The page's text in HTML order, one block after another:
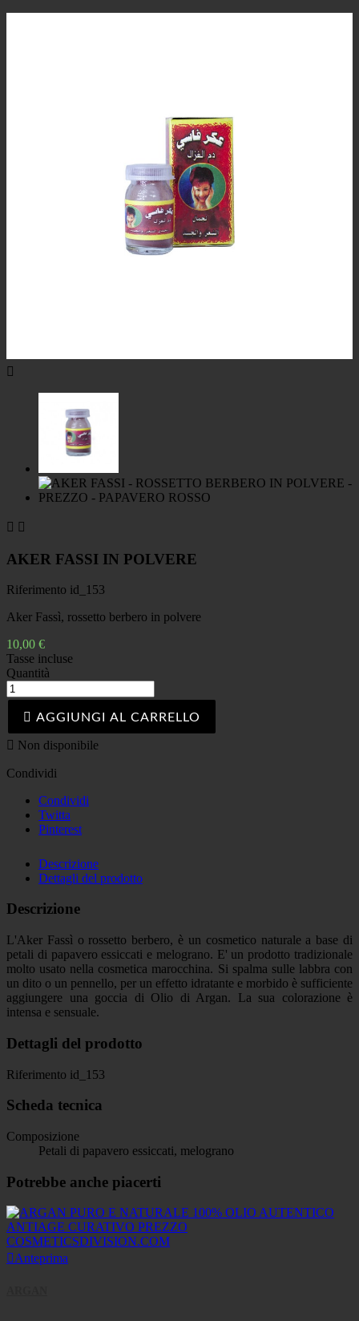

 
AKER FASSI IN POLVERE
Riferimento id_153
Aker Fassì, rossetto berbero in polvere
10,00 €
Tasse incluse
Quantità
AGGIUNGI AL CARRELLO
 Non disponibile
Condividi
Condividi
Twitta
Pinterest
Descrizione
Dettagli del prodotto
Descrizione
L'Aker Fassì o rossetto berbero, è un cosmetico naturale a base di
petali di papavero essiccati e melograno. E' un prodotto tradizionale
molto usato nella cosmetica marocchina. Si spalma sulle labbra con
un dito o un pennello, per un effetto idratante e morbido è sufficiente
aggiungere una goccia di Olio di Argan. La sua colorazione è
intensa e sensuale.
Dettagli del prodotto
Riferimento id_153
Scheda tecnica
Composizione
Petali di papavero essiccati, melograno
Potrebbe anche piacerti
Anteprima